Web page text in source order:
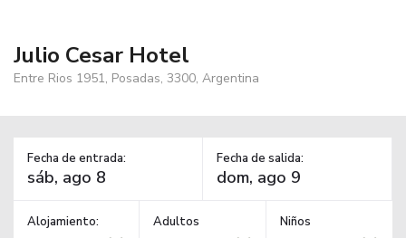
Julio Cesar Hotel
Entre Rios 1951, Posadas, 3300, Argentina
Fecha de entrada: Fecha de salida:
Alojamiento: Adultos Niños